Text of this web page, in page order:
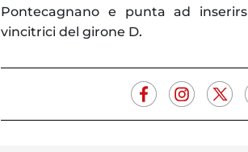
Pontecagnano e punta ad
vincitrici del girone D.